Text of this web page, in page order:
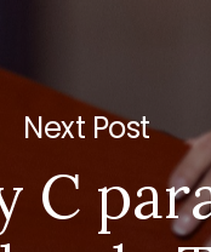
Next Post
C